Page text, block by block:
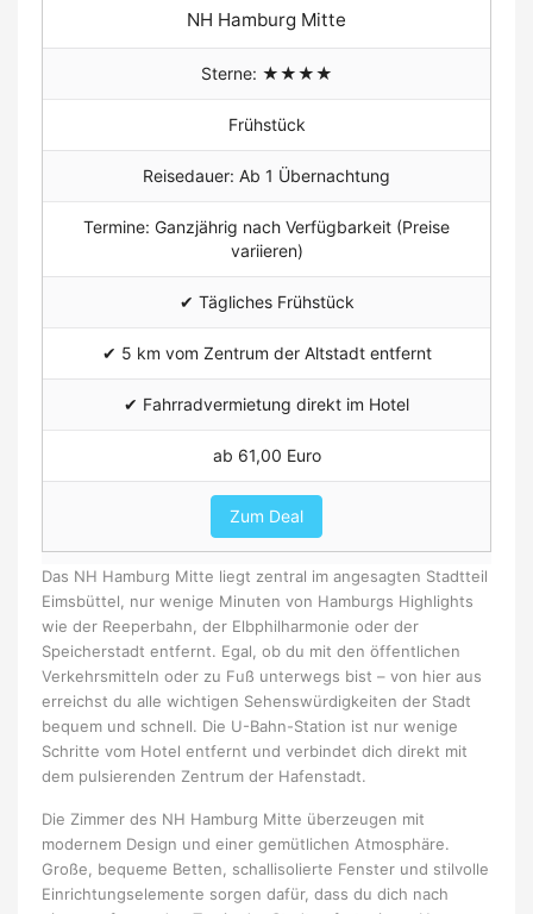
NH Hamburg Mitte
Sterne: ★★★★
Frühstück
Reisedauer: Ab 1 Übernachtung
Termine: Ganzjährig nach Verfügbarkeit (Preise
variieren)
✔ Tägliches Frühstück
✔ 5 km vom Zentrum der Altstadt entfernt
✔ Fahrradvermietung direkt im Hotel
ab 61,00 Euro
Zum Deal
Das NH Hamburg Mitte liegt zentral im angesagten Stadtteil
Eimsbüttel, nur wenige Minuten von Hamburgs Highlights
wie der Reeperbahn, der Elbphilharmonie oder der
Speicherstadt entfernt. Egal, ob du mit den öffentlichen
Verkehrsmitteln oder zu Fuß unterwegs bist – von hier aus
erreichst du alle wichtigen Sehenswürdigkeiten der Stadt
bequem und schnell. Die U-Bahn-Station ist nur wenige
Schritte vom Hotel entfernt und verbindet dich direkt mit
dem pulsierenden Zentrum der Hafenstadt.
Die Zimmer des NH Hamburg Mitte überzeugen mit
modernem Design und einer gemütlichen Atmosphäre.
Große, bequeme Betten, schallisolierte Fenster und stilvolle
Einrichtungselemente sorgen dafür, dass du dich nach